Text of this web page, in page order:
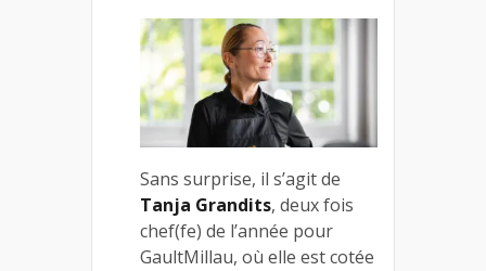
Sans surprise, il s’agit de
Tanja Grandits, deux fois
chef(fe) de l’année pour
GaultMillau, où elle est cotée